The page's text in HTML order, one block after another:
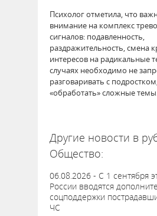
Психолог отметила, что
внимание на комплекс
сигналов: подавленность,
раздражительность, смена
интересов на радикальные
случаях необходимо не
разговаривать с
«обработать» сложные темы.
Другие новости в
Общество:
06.08.2026 - С 1 сентября
России вводятся
соцподдержки
ЧС